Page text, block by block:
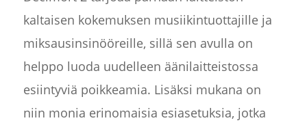
kaltaisen kokemuksen musiikintuottajille ja
miksausinsinööreille, sillä sen avulla on
helppo luoda uudelleen äänilaitteistossa
esiintyviä poikkeamia. Lisäksi mukana on
niin monia erinomaisia esiasetuksia, jotka